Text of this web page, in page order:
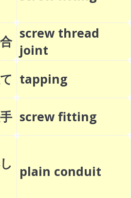
screw thread
joint
tapping
screw fitting
plain conduit